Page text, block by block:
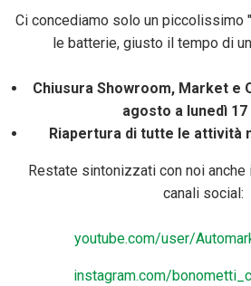
Ci concediamo solo un piccolissimo
le batterie, giusto il tempo di
Chiusura Showroom, Market e
agosto a lunedì
Riapertura di tutte le attività
Restate sintonizzati con noi
canali social:
youtube.com/user/
instagram.com/